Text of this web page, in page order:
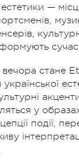
—
стане
у
події,